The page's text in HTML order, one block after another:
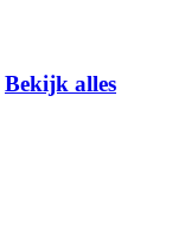
Bekijk alles